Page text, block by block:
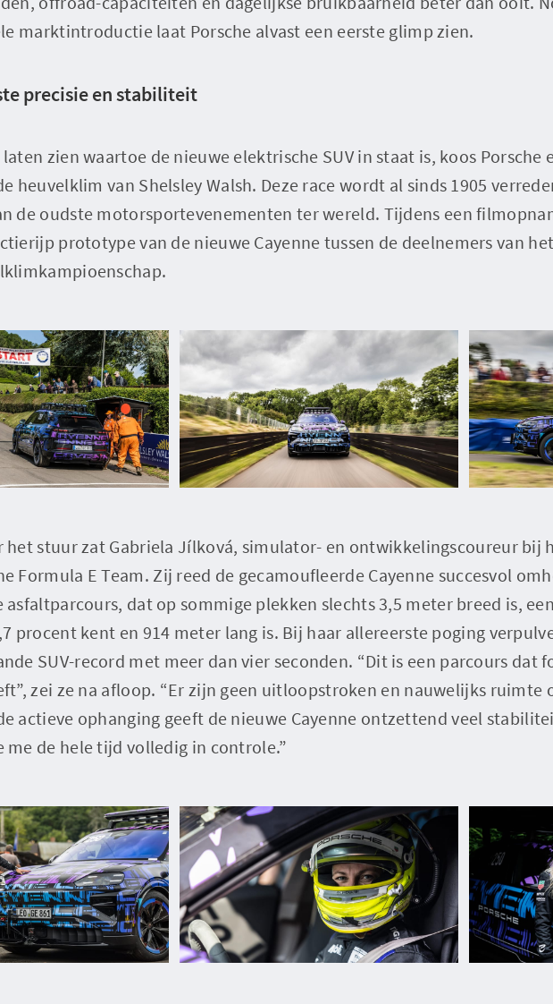
marktintroductie laat Porsche alvast een eerste glimp zien.
precisie en stabiliteit
laten zien waartoe de nieuwe elektrische SUV in staat is, koos Porsche
heuvelklim van Shelsley Walsh. Deze race wordt al sinds 1905
de oudste motorsportevenementen ter wereld. Tijdens een
prototype van de nieuwe Cayenne tussen de deelnemers van
het stuur zat Gabriela Jílková, simulator- en ontwikkelingscoureur bij
Formula E Team. Zij reed de gecamoufleerde Cayenne succesvol
asfaltparcours, dat op sommige plekken slechts 3,5 meter breed is,
procent kent en 914 meter lang is. Bij haar allereerste poging
SUV-record met meer dan vier seconden. “Dit is een parcours dat
zei ze na afloop. “Er zijn geen uitloopstroken en nauwelijks ruimte
actieve ophanging geeft de nieuwe Cayenne ontzettend veel
me de hele tijd volledig in controle.”